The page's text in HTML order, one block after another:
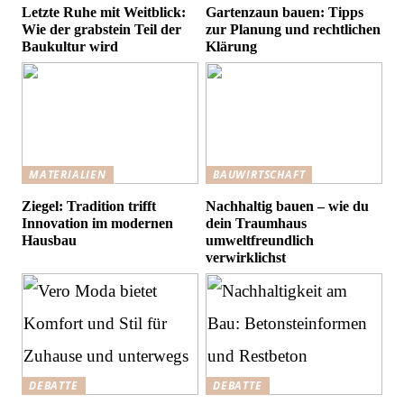
Letzte Ruhe mit Weitblick:
Wie der grabstein Teil der
Baukultur wird
Gartenzaun bauen: Tipps
zur Planung und rechtlichen
Klärung
MATERIALIEN
Ziegel: Tradition trifft
Innovation im modernen
Hausbau
BAUWIRTSCHAFT
Nachhaltig bauen – wie du
dein Traumhaus
umweltfreundlich
verwirklichst
DEBATTE DEBATTE